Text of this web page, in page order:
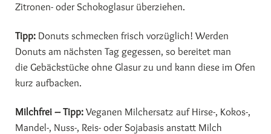
Zitronen- oder Schokoglasur überziehen.
Tipp: Donuts schmecken frisch vorzüglich! Werden
Donuts am nächsten Tag gegessen, so bereitet man
die Gebäckstücke ohne Glasur zu und kann diese im Ofen
kurz aufbacken.
Milchfrei – Tipp:Veganen Milchersatz auf Hirse-, Kokos-,
Mandel-, Nuss-, Reis- oder Sojabasis anstatt Milch